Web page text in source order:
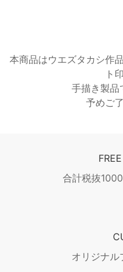
本商品はウエズタカシ作
ト
手描き製品
予めご
合計税抜
オリジナル